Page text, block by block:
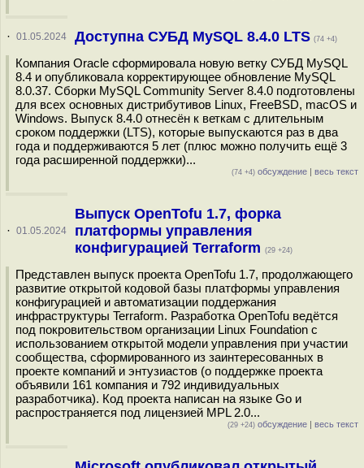
· 01.05.2024 Доступна СУБД MySQL 8.4.0 LTS (74 +4)
Компания Oracle сформировала новую ветку СУБД MySQL
8.4 и опубликовала корректирующее обновление MySQL
8.0.37. Сборки MySQL Community Server 8.4.0 подготовлены
для всех основных дистрибутивов Linux, FreeBSD, macOS и
Windows. Выпуск 8.4.0 отнесён к веткам с длительным
сроком поддержки (LTS), которые выпускаются раз в два
года и поддерживаются 5 лет (плюс можно получить ещё 3
года расширенной поддержки)...
(74 +4) обсуждение | весь текст
· 01.05.2024
Выпуск OpenTofu 1.7, форка
платформы управления
конфигурацией Terraform (29 +24)
Представлен выпуск проекта OpenTofu 1.7, продолжающего
развитие открытой кодовой базы платформы управления
конфигурацией и автоматизации поддержания
инфраструктуры Terraform. Разработка OpenTofu ведётся
под покровительством организации Linux Foundation с
использованием открытой модели управления при участии
сообщества, сформированного из заинтересованных в
проекте компаний и энтузиастов (о поддержке проекта
объявили 161 компания и 792 индивидуальных
разработчика). Код проекта написан на языке Go и
распространяется под лицензией MPL 2.0...
(29 +24) обсуждение | весь текст